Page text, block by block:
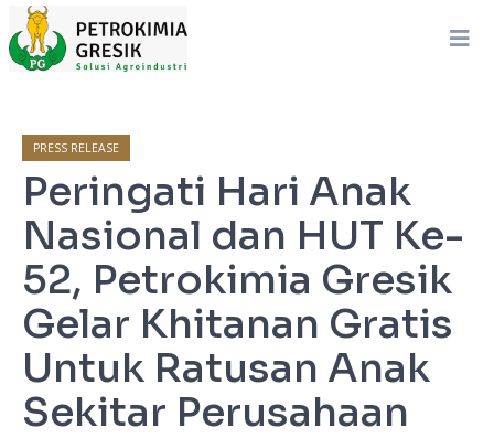
PRESS RELEASE
Peringati Hari Anak
Nasional dan HUT Ke-
52, Petrokimia Gresik
Gelar Khitanan Gratis
Untuk Ratusan Anak
Sekitar Perusahaan